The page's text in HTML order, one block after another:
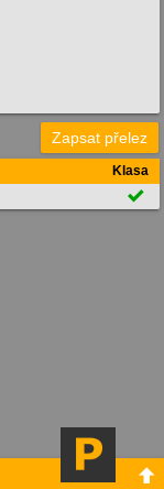
Zapsat přelez
Klasa

